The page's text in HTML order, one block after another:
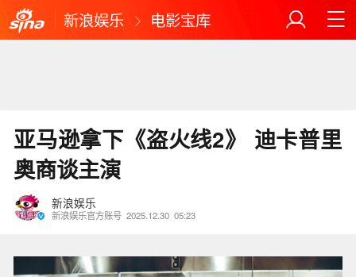
新浪娱乐 电影宝库
亚马逊拿下《盗火线2》 迪卡普里
奥商谈主演
新浪娱乐
新浪娱乐官方账号 2025.12.30 05:23